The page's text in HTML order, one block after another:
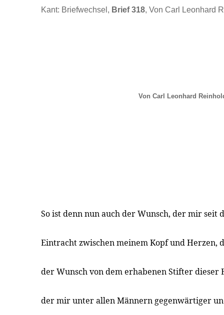
Kant: Briefwechsel, Brief 318, Von Carl Leonhard
Von Carl Leonhard
So ist denn nun auch der Wunsch, der mir seit
Eintracht zwischen meinem Kopf und Herzen,
der Wunsch von dem erhabenen Stifter dieser
der mir unter allen Männern gegenwärtiger